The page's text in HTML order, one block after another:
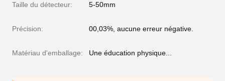
Taille du détecteur: 5-50mm
Précision: 00,03%, aucune erreur négative.
Matériau d'emballage: Une éducation physique...